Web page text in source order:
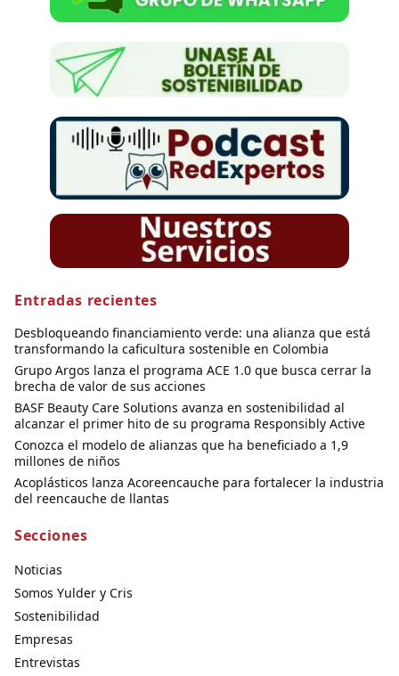
Entradas recientes
Desbloqueando financiamiento verde: una alianza que está
transformando la caficultura sostenible en Colombia
Grupo Argos lanza el programa ACE 1.0 que busca cerrar la
brecha de valor de sus acciones
BASF Beauty Care Solutions avanza en sostenibilidad al
alcanzar el primer hito de su programa Responsibly Active
Conozca el modelo de alianzas que ha beneficiado a 1,9
millones de niños
Acoplásticos lanza Acoreencauche para fortalecer la industria
del reencauche de llantas
Secciones
Noticias
Somos Yulder y Cris
Sostenibilidad
Empresas
Entrevistas